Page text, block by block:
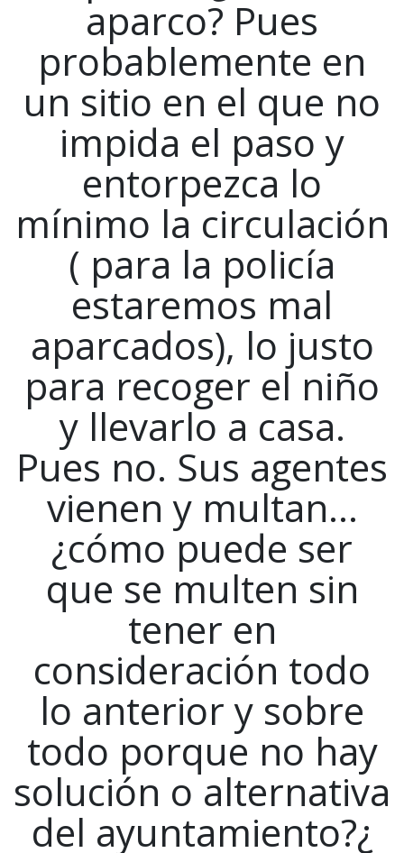
aparco? Pues
probablemente en
un sitio en el que no
impida el paso y
entorpezca lo
mínimo la circulación
( para la policía
estaremos mal
aparcados), lo justo
para recoger el niño
y llevarlo a casa.
Pues no. Sus agentes
vienen y multan…
¿cómo puede ser
que se multen sin
tener en
consideración todo
lo anterior y sobre
todo porque no hay
solución o alternativa
del ayuntamiento?¿